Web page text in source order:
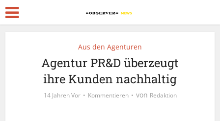
Aus den Agenturen
Agentur PR&D überzeugt
ihre Kunden nachhaltig
14 Jahren Vor Kommentieren von Redaktion